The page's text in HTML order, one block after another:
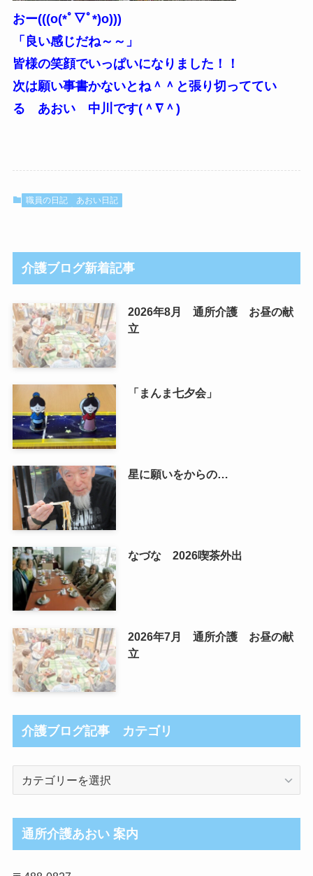
おー(((o(*ﾟ▽ﾟ*)o)))
「良い感じだね～～」
皆様の笑顔でいっぱいになりました！！
次は願い事書かないとね＾＾と張り切っててい
る あおい 中川です(＾∇＾)
職員の日記 あおい日記
介護ブログ新着記事
2026年8月 通所介護 お昼の献
立
「まんま七夕会」
星に願いをからの…
なづな 2026喫茶外出
2026年7月 通所介護 お昼の献
立
介護ブログ記事 カテゴリ
ロ
グ
通所介護あおい 案内